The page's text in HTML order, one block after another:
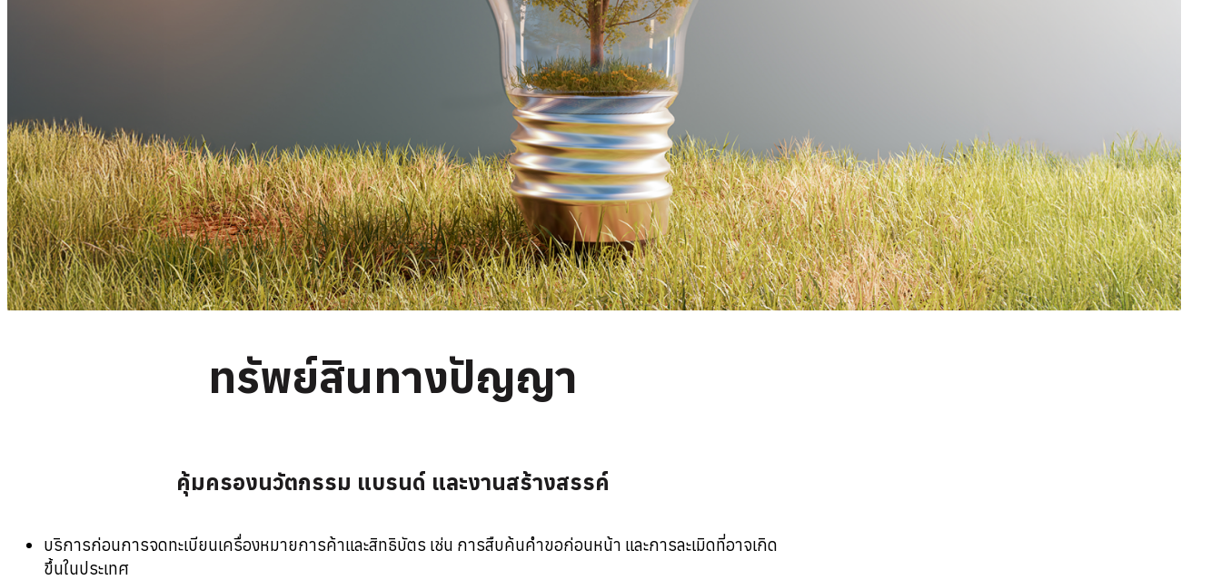
ทรัพย์สินทางปัญญา
คุ้มครองนวัตกรรม แบรนด์ และงานสร้างสรรค์
บริการก่อนการจดทะเบียนเครื่องหมายการค้าและสิทธิบัตร เช่น การสืบค้นคำขอก่อนหน้า และการละเมิดที่อาจเกิด
ขึ้นในประเทศ